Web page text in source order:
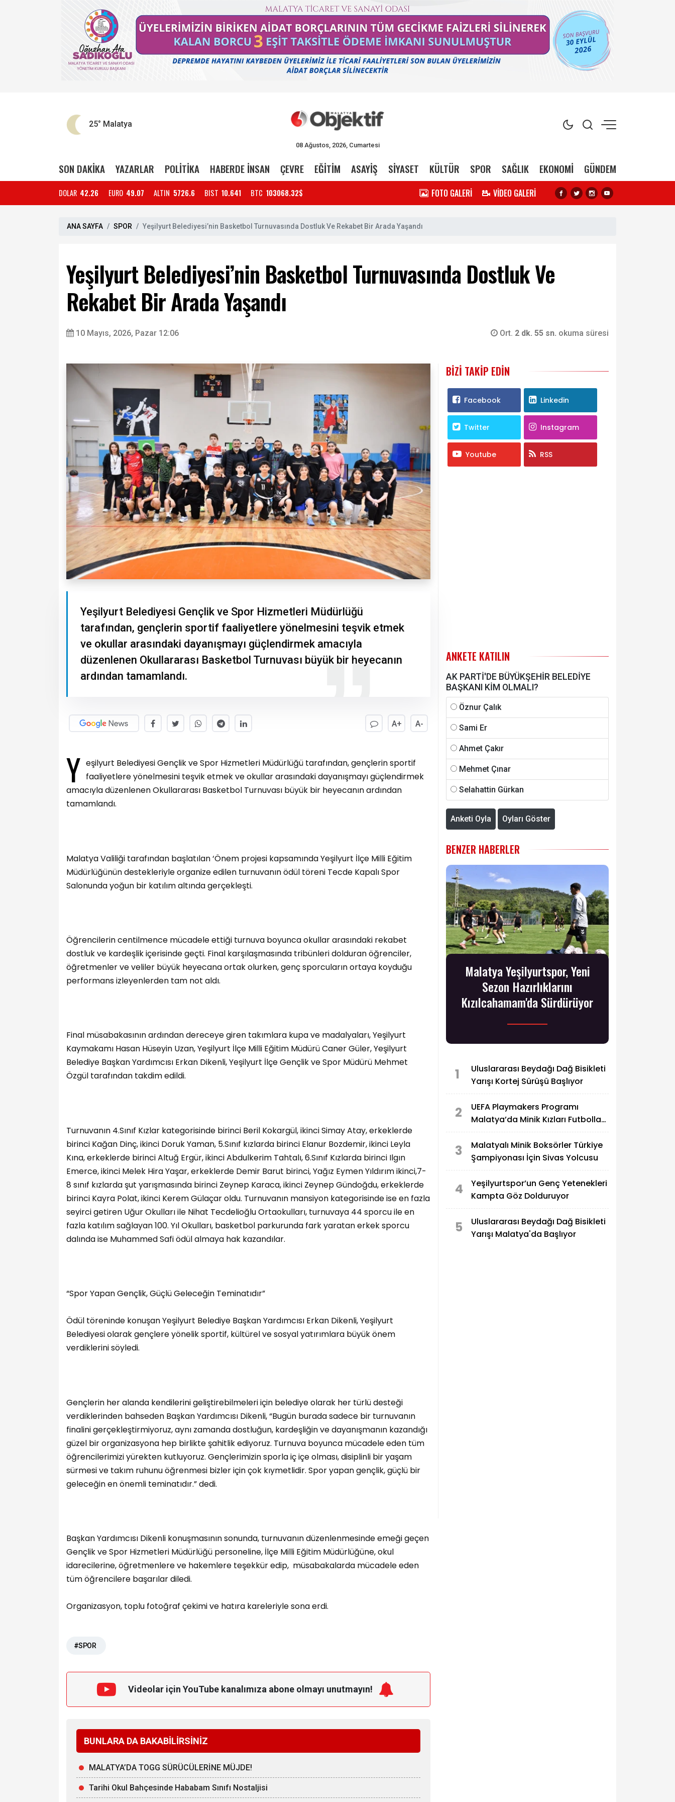
25° Malatya
08 Ağustos, 2026, Cumartesi
SON DAKİKA YAZARLAR POLİTİKA HABERDE İNSAN ÇEVRE EĞİTİM ASAYİŞ SİYASET KÜLTÜR SPOR SAĞLIK EKONOMİ GÜNDEM
DOLAR 42.26 EURO 49.07 ALTIN 5726.6 BIST 10.641 BTC 103068.32$ FOTO GALERİ VİDEO GALERİ
ANA SAYFA SPOR Yeşilyurt Belediyesi’nin Basketbol Turnuvasında Dostluk Ve Rekabet Bir Arada Yaşandı
Yeşilyurt Belediyesi’nin Basketbol Turnuvasında Dostluk Ve
Rekabet Bir Arada Yaşandı
10 Mayıs, 2026, Pazar 12:06 Ort. 2 dk. 55 sn. okuma süresi
Yeşilyurt Belediyesi Gençlik ve Spor Hizmetleri Müdürlüğü
tarafından, gençlerin sportif faaliyetlere yönelmesini teşvik etmek
ve okullar arasındaki dayanışmayı güçlendirmek amacıyla
düzenlenen Okullararası Basketbol Turnuvası büyük bir heyecanın
ardından tamamlandı.
A+ A-
Y eşilyurt Belediyesi Gençlik ve Spor Hizmetleri Müdürlüğü tarafından, gençlerin sportif
faaliyetlere yönelmesini teşvik etmek ve okullar arasındaki dayanışmayı güçlendirmek
amacıyla düzenlenen Okullararası Basketbol Turnuvası büyük bir heyecanın ardından
tamamlandı.
Malatya Valiliği tarafından başlatılan ‘Önem projesi kapsamında Yeşilyurt İlçe Milli Eğitim
Müdürlüğünün destekleriyle organize edilen turnuvanın ödül töreni Tecde Kapalı Spor
Salonunda yoğun bir katılım altında gerçekleşti.
Öğrencilerin centilmence mücadele ettiği turnuva boyunca okullar arasındaki rekabet
dostluk ve kardeşlik içerisinde geçti. Final karşılaşmasında tribünleri dolduran öğrenciler,
öğretmenler ve veliler büyük heyecana ortak olurken, genç sporcuların ortaya koyduğu
performans izleyenlerden tam not aldı.
Final müsabakasının ardından dereceye giren takımlara kupa ve madalyaları, Yeşilyurt
Kaymakamı Hasan Hüseyin Uzan, Yeşilyurt İlçe Milli Eğitim Müdürü Caner Güler, Yeşilyurt
Belediye Başkan Yardımcısı Erkan Dikenli, Yeşilyurt İlçe Gençlik ve Spor Müdürü Mehmet
Özgül tarafından takdim edildi.
Turnuvanın 4.Sınıf Kızlar kategorisinde birinci Beril Kokargül, ikinci Simay Atay, erkeklerde
birinci Kağan Dinç, ikinci Doruk Yaman, 5.Sınıf kızlarda birinci Elanur Bozdemir, ikinci Leyla
Kına, erkeklerde birinci Altuğ Ergür, ikinci Abdulkerim Tahtalı, 6.Sınıf Kızlarda birinci Ilgın
Emerce, ikinci Melek Hira Yaşar, erkeklerde Demir Barut birinci, Yağız Eymen Yıldırım ikinci,7-
8 sınıf kızlarda şut yarışmasında birinci Zeynep Karaca, ikinci Zeynep Gündoğdu, erkeklerde
birinci Kayra Polat, ikinci Kerem Gülaçar oldu. Turnuvanın mansiyon kategorisinde ise en fazla
seyirci getiren Uğur Okulları ile Nihat Tecdelioğlu Ortaokulları, turnuvaya 44 sporcu ile en
fazla katılım sağlayan 100. Yıl Okulları, basketbol parkurunda fark yaratan erkek sporcu
dalında ise Muhammed Safi ödül almaya hak kazandılar.
“Spor Yapan Gençlik, Güçlü Geleceğin Teminatıdır”
Ödül töreninde konuşan Yeşilyurt Belediye Başkan Yardımcısı Erkan Dikenli, Yeşilyurt
Belediyesi olarak gençlere yönelik sportif, kültürel ve sosyal yatırımlara büyük önem
verdiklerini söyledi.
Gençlerin her alanda kendilerini geliştirebilmeleri için belediye olarak her türlü desteği
verdiklerinden bahseden Başkan Yardımcısı Dikenli, “Bugün burada sadece bir turnuvanın
finalini gerçekleştirmiyoruz, aynı zamanda dostluğun, kardeşliğin ve dayanışmanın kazandığı
güzel bir organizasyona hep birlikte şahitlik ediyoruz. Turnuva boyunca mücadele eden tüm
öğrencilerimizi yürekten kutluyoruz. Gençlerimizin sporla iç içe olması, disiplinli bir yaşam
sürmesi ve takım ruhunu öğrenmesi bizler için çok kıymetlidir. Spor yapan gençlik, güçlü bir
geleceğin en önemli teminatıdır.” dedi.
Başkan Yardımcısı Dikenli konuşmasının sonunda, turnuvanın düzenlenmesinde emeği geçen
Gençlik ve Spor Hizmetleri Müdürlüğü personeline, İlçe Milli Eğitim Müdürlüğüne, okul
idarecilerine, öğretmenlere ve hakemlere teşekkür edip, müsabakalarda mücadele eden
tüm öğrencilere başarılar diledi.
Organizasyon, toplu fotoğraf çekimi ve hatıra kareleriyle sona erdi.
#SPOR
Videolar için YouTube kanalımıza abone olmayı unutmayın!
BUNLARA DA BAKABİLİRSİNİZ
MALATYA’DA TOGG SÜRÜCÜLERİNE MÜJDE!
Tarihi Okul Bahçesinde Hababam Sınıfı Nostaljisi
BIZI TAKIP EDIN
Facebook Linkedin
Twitter Instagram
Youtube RSS
ANKETE KATILIN
AK PARTİ'DE BÜYÜKŞEHİR BELEDİYE
BAŞKANI KİM OLMALI?
Öznur Çalık
Sami Er
Ahmet Çakır
Mehmet Çınar
Selahattin Gürkan
Anketi Oyla Oyları Göster
BENZER HABERLER
Malatya Yeşilyurtspor, Yeni
Sezon Hazırlıklarını
Kızılcahamam'da Sürdürüyor
1
Uluslararası Beydağı Dağ Bisikleti
Yarışı Kortej Sürüşü Başlıyor
2
UEFA Playmakers Programı
Malatya’da Minik Kızları Futbolla
3
Malatyalı Minik Boksörler Türkiye
Şampiyonası İçin Sivas Yolcusu
4
Yeşilyurtspor’un Genç Yetenekleri
Kampta Göz Dolduruyor
5
Uluslararası Beydağı Dağ Bisikleti
Yarışı Malatya'da Başlıyor